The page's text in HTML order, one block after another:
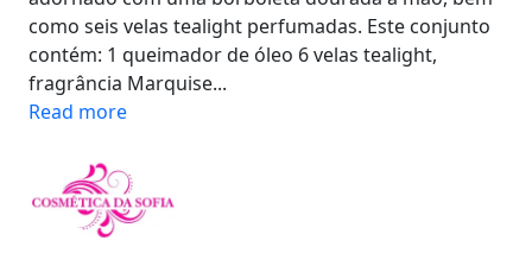
como seis velas tealight perfumadas. Este conjunto
contém: 1 queimador de óleo 6 velas tealight,
fragrância Marquise...
Read more